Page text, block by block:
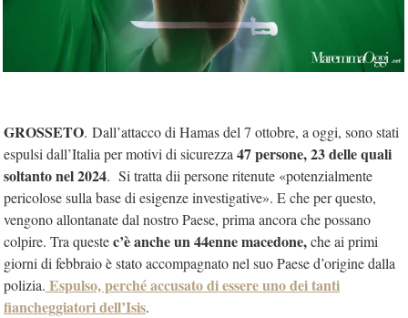
GROSSETO. Dall’attacco di Hamas del 7 ottobre, a oggi, sono stati
espulsi dall’Italia per motivi di sicurezza 47 persone, 23 delle quali
soltanto nel 2024. Si tratta dii persone ritenute «potenzialmente
pericolose sulla base di esigenze investigative». E che per questo,
vengono allontanate dal nostro Paese, prima ancora che possano
colpire. Tra questec’è anche un 44enne macedone,che ai primi
giorni di febbraio è stato accompagnato nel suo Paese d’origine dalla
polizia. Espulso, perché accusato di essere uno dei tanti
fiancheggiatori dell’Isis.